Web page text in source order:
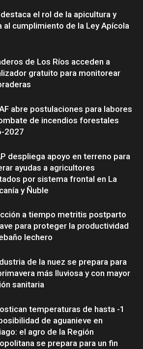
el rol de la apicultura y
al cumplimiento de la Ley Apícola
de Los Ríos acceden a
gratuito para monitorear
abre postulaciones para labores
de incendios forestales
2027
despliega apoyo en terreno para
ayudas a agricultores
por sistema frontal en La
y Ñuble
a tiempo metritis postparto
para proteger la productividad
lechero
de la nuez se prepara para
más lluviosa y con mayor
sanitaria
temperaturas de hasta -1
de aguanieve en
el agro de la Región
se prepara para un fin